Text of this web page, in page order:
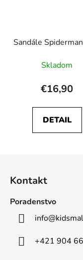
Sandále
Skladom
€16,90
DETAIL
Kontakt
Poradenstvo
info@
+421 904